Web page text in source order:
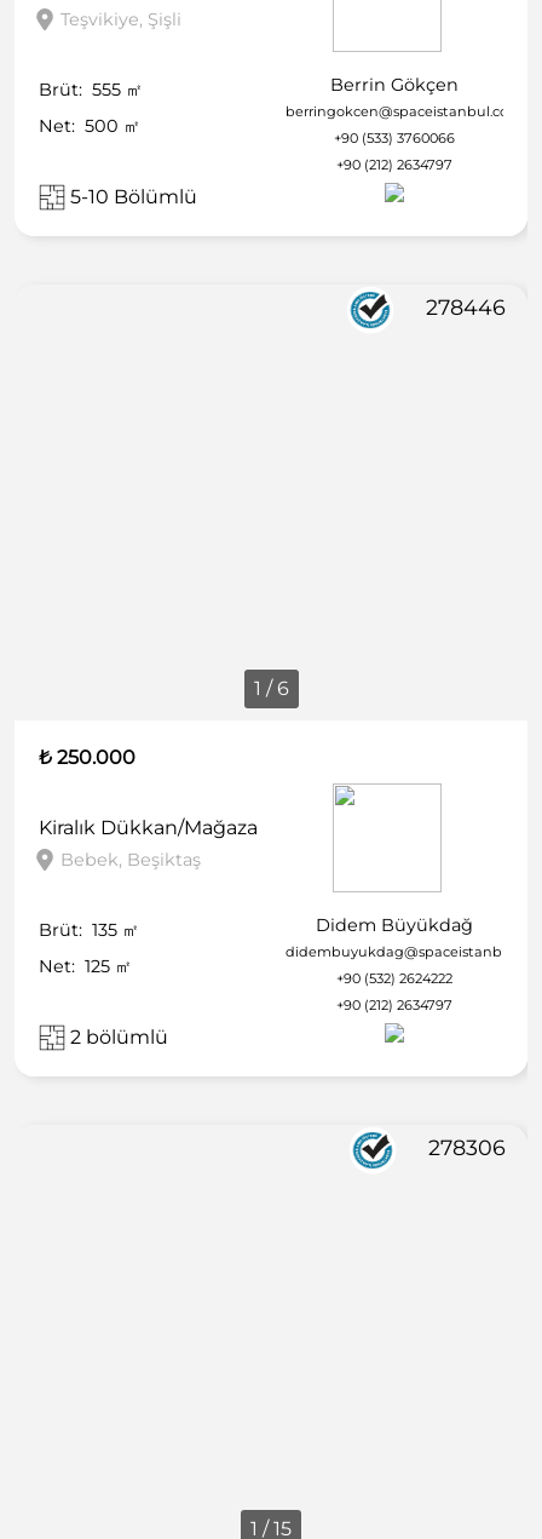
Teşvikiye, Şişli
Brüt: 555 ㎡
Net: 500 ㎡
5-10 Bölümlü
Berrin Gökçen
berringokcen@spaceistanbul.com
+90 (533) 3760066
+90 (212) 2634797
1 / 6
278446
₺ 250.000
Kiralık Dükkan/Mağaza
Bebek, Beşiktaş
Brüt: 135 ㎡
Net: 125 ㎡
2 bölümlü
Didem Büyükdağ
+90 (532) 2624222
+90 (212) 2634797
1 / 15
278306